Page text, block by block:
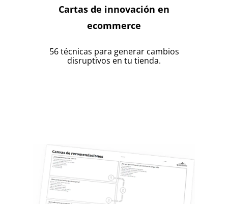
Cartas de innovación en
ecommerce
56 técnicas para generar cambios
disruptivos en tu tienda.